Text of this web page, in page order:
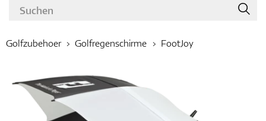
Golfzubehoer Golfregenschirme FootJoy